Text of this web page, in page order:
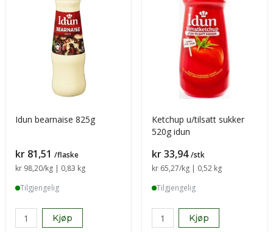
Idun bearnaise 825g
Pris
kr 81,51 /flaske
Sammenligning pris
kr 98,20/kg | 0,83 kg
Tilgjengelig
Kjøp
Ketchup u/tilsatt sukker
520g idun
Pris
kr 33,94 /stk
Sammenligning pris
kr 65,27/kg | 0,52 kg
Tilgjengelig
Kjøp